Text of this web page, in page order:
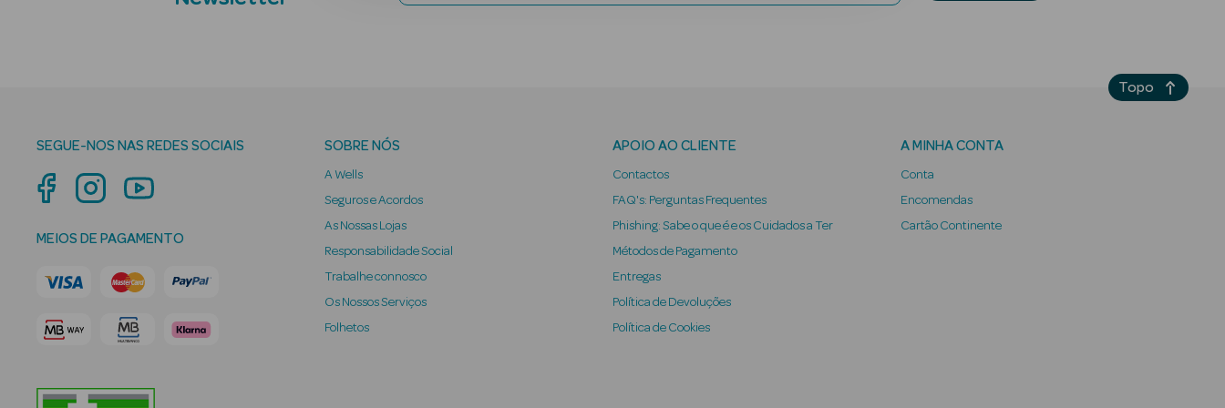
SEGUE-NOS NAS REDES SOCIAIS
MEIOS DE PAGAMENTO
SOBRE NÓS
A Wells
Seguros e Acordos
As Nossas Lojas
Responsabilidade Social
Trabalhe connosco
Os Nossos Serviços
Folhetos
APOIO AO CLIENTE
Contactos
FAQ's: Perguntas Frequentes
Phishing: Sabe o que é e os Cuidados a Ter
Métodos de Pagamento
Entregas
Política de Devoluções
Política de Cookies
A MINHA CONTA
Conta
Encomendas
Cartão Continente
Topo